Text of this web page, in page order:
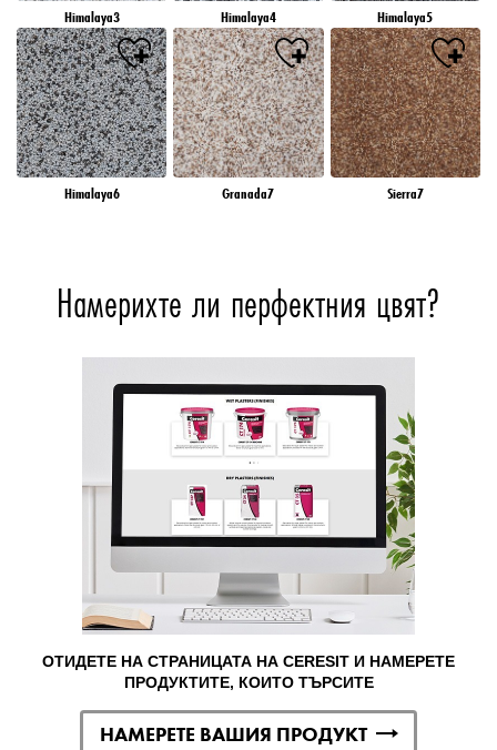
Himalaya3 Himalaya4 Himalaya5
Himalaya6 Granada7 Sierra7
Намерихте ли перфектния цвят?
ОТИДЕТЕ НА СТРАНИЦАТА НА CERESIT И НАМЕРЕТЕ
ПРОДУКТИТЕ, КОИТО ТЪРСИТЕ
НАМЕРЕТЕ ВАШИЯ ПРОДУКТ